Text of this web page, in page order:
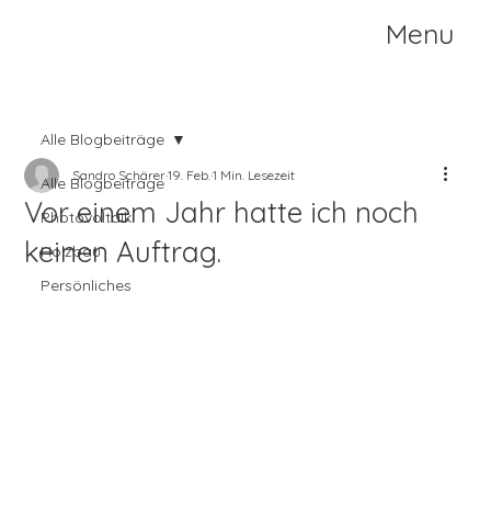
Menu
Alle Blogbeiträge
Photovoltaik
Holzbau
Persönliches
Alle Blogbeiträge
Vor einem Jahr hatte ich noch
keinen Auftrag.
Sandro Schärer19. Feb.1 Min. Lesezeit